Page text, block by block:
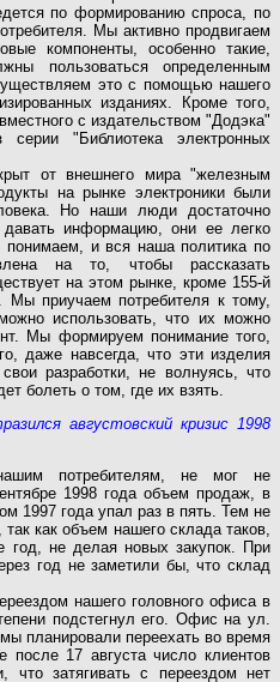
по формированию спроса, по
Мы активно продвигаем
компоненты, особенно такие,
пользоваться определенным
это с помощью нашего
изданиях. Кроме того,
с издательством "Додэка"
"Библиотека электронных
от внешнего мира "железным
на рынке электроники были
Но наши люди достаточно
информацию, они ее легко
и вся наша политика по
на то, чтобы рассказать
на этом рынке, кроме 155-й
Мы приучаем потребителя к тому,
использовать, что их можно
Мы формируем понимание того,
даже навсегда, что эти изделия
разработки, не волнуясь, что
болеть о том, где их взять.
августовский кризис 1998
потребителям, не мог не
1998 года объем продаж, в
1997 года упал раз в пять. Тем не
как объем нашего склада таков,
год, не делая новых закупок. При
год не заметили бы, что склад
нашего головного офиса в
подстегнул его. Офис на ул.
планировали переехать во время
после 17 августа число клиентов
затягивать с переездом нет